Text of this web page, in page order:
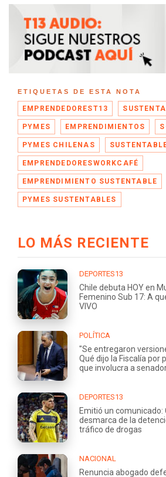
ETIQUETAS DE ESTA NOTA
EMPRENDEDOREST13
PYMES EMPRENDIMIENTOS
PYMES CHILENAS
EMPRENDEDORESWORKCAFÉ
EMPRENDIMIENTO SUSTENTABLE
PYMES SUSTENTABLES
LO MÁS RECIENTE
DEPORTES13
Chile debuta HOY en
Femenino Sub 17: A
VIVO
POLÍTICA
"Se entregaron
Qué dijo la Fiscalía por
que involucra a
DEPORTES13
Emitió un comunicado:
desmarca de la
tráfico de drogas
NACIONAL
Renuncia abogado